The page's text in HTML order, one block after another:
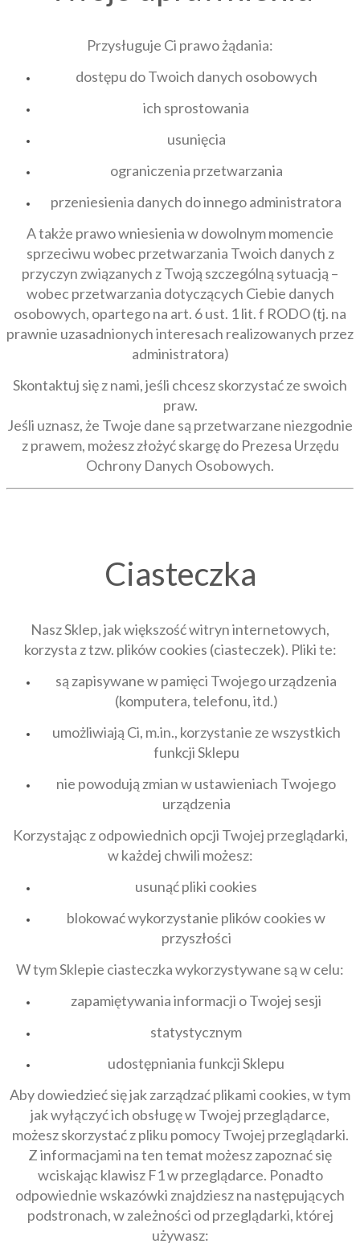
Przysługuje Ci prawo żądania:
dostępu do Twoich danych osobowych
ich sprostowania
usunięcia
ograniczenia przetwarzania
przeniesienia danych do innego administratora
A także prawo wniesienia w dowolnym momencie
sprzeciwu wobec przetwarzania Twoich danych z
przyczyn związanych z Twoją szczególną sytuacją –
wobec przetwarzania dotyczących Ciebie danych
osobowych, opartego na art. 6 ust. 1 lit. f RODO (tj. na
prawnie uzasadnionych interesach realizowanych przez
administratora)
Skontaktuj się z nami, jeśli chcesz skorzystać ze swoich
praw.
Jeśli uznasz, że Twoje dane są przetwarzane niezgodnie
z prawem, możesz złożyć skargę do Prezesa Urzędu
Ochrony Danych Osobowych.
Ciasteczka
Nasz Sklep, jak większość witryn internetowych,
korzysta z tzw. plików cookies (ciasteczek). Pliki te:
są zapisywane w pamięci Twojego urządzenia
(komputera, telefonu, itd.)
umożliwiają Ci, m.in., korzystanie ze wszystkich
funkcji Sklepu
nie powodują zmian w ustawieniach Twojego
urządzenia
Korzystając z odpowiednich opcji Twojej przeglądarki,
w każdej chwili możesz:
usunąć pliki cookies
blokować wykorzystanie plików cookies w
przyszłości
W tym Sklepie ciasteczka wykorzystywane są w celu:
zapamiętywania informacji o Twojej sesji
statystycznym
udostępniania funkcji Sklepu
Aby dowiedzieć się jak zarządzać plikami cookies, w tym
jak wyłączyć ich obsługę w Twojej przeglądarce,
możesz skorzystać z pliku pomocy Twojej przeglądarki.
Z informacjami na ten temat możesz zapoznać się
wciskając klawisz F1 w przeglądarce. Ponadto
odpowiednie wskazówki znajdziesz na następujących
podstronach, w zależności od przeglądarki, której
używasz: